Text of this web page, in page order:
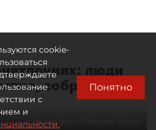
люди
собранное
Автор фото:
cookie-
с
и
Понятно